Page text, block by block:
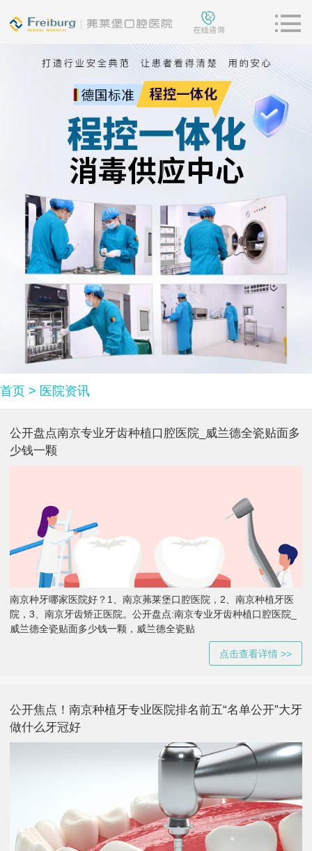
首页 > 医院资讯
公开盘点南京专业牙齿种植口腔医院_威兰德全瓷贴面多
少钱一颗
南京种牙哪家医院好？1、南京茀莱堡口腔医院，2、南京种植牙医
院，3、南京牙齿矫正医院。公开盘点:南京专业牙齿种植口腔医院_
威兰德全瓷贴面多少钱一颗，威兰德全瓷贴
点击查看详情 >>
公开焦点！南京种植牙专业医院排名前五“名单公开”大牙
做什么牙冠好